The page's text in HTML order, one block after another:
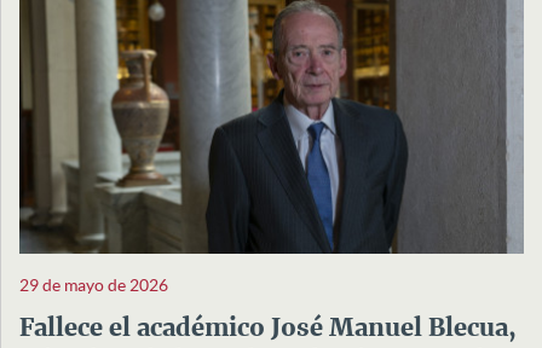
29 de mayo de 2026
Fallece el académico José Manuel Blecua,